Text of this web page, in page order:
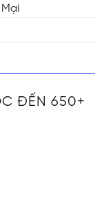
ĐẾN 650+